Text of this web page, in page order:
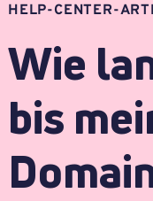
HELP-CENTER-
Wie
bis